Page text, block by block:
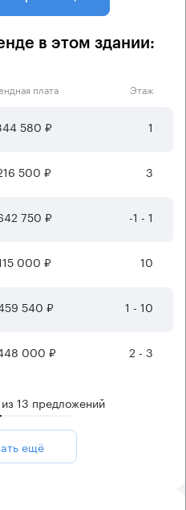
в этом здании:
плата Этаж
580 ₽ 1
500 ₽ 3
750 ₽ -1 - 1
000 ₽ 10
540 ₽ 1 - 10
000 ₽ 2 - 3
из13 предложений
ещё